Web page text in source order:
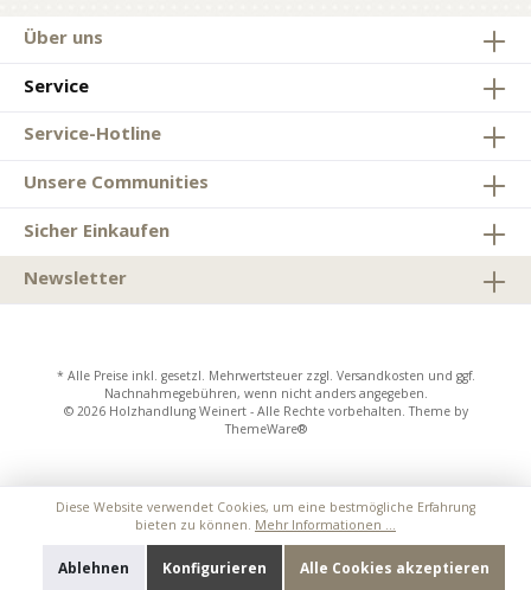
Über uns
Service
Service-Hotline
Unsere Communities
Sicher Einkaufen
Newsletter
* Alle Preise inkl. gesetzl. Mehrwertsteuer zzgl. Versandkosten und ggf.
Nachnahmegebühren, wenn nicht anders angegeben.
© 2026 Holzhandlung Weinert - Alle Rechte vorbehalten. Theme by
ThemeWare®
Diese Website verwendet Cookies, um eine bestmögliche Erfahrung
bieten zu können. Mehr Informationen ...
Ablehnen Konfigurieren Alle Cookies akzeptieren